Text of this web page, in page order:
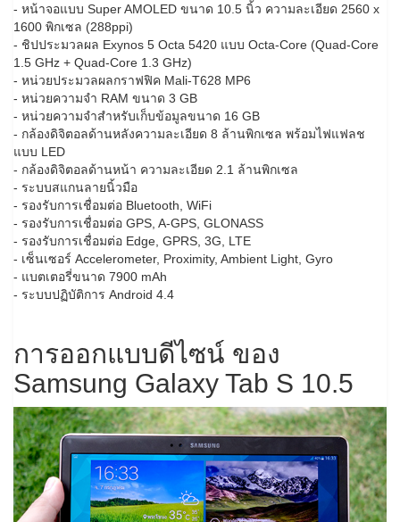
- หน้าจอแบบ Super AMOLED ขนาด 10.5 นิ้ว ความละเอียด 2560 x
1600 พิกเซล (288ppi)
- ชิปประมวลผล Exynos 5 Octa 5420 แบบ Octa-Core (Quad-Core
1.5 GHz + Quad-Core 1.3 GHz)
- หน่วยประมวลผลกราฟฟิค Mali-T628 MP6
- หน่วยความจำ RAM ขนาด 3 GB
- หน่วยความจำสำหรับเก็บข้อมูลขนาด 16 GB
- กล้องดิจิตอลด้านหลังความละเอียด 8 ล้านพิกเซล พร้อมไฟแฟลช
แบบ LED
- กล้องดิจิตอลด้านหน้า ความละเอียด 2.1 ล้านพิกเซล
- ระบบสแกนลายนิ้วมือ
- รองรับการเชื่อมต่อ Bluetooth, WiFi
- รองรับการเชื่อมต่อ GPS, A-GPS, GLONASS
- รองรับการเชื่อมต่อ Edge, GPRS, 3G, LTE
- เซ็นเซอร์ Accelerometer, Proximity, Ambient Light, Gyro
- แบตเตอรี่ขนาด 7900 mAh
- ระบบปฏิบัติการ Android 4.4
การออกแบบดีไซน์ ของ
Samsung Galaxy Tab S 10.5